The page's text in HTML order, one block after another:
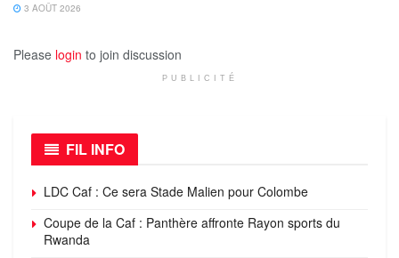
3 AOÛT 2026
Please login to join discussion
PUBLICITÉ
FIL INFO
LDC Caf : Ce sera Stade Malien pour Colombe
Coupe de la Caf : Panthère affronte Rayon sports du
Rwanda